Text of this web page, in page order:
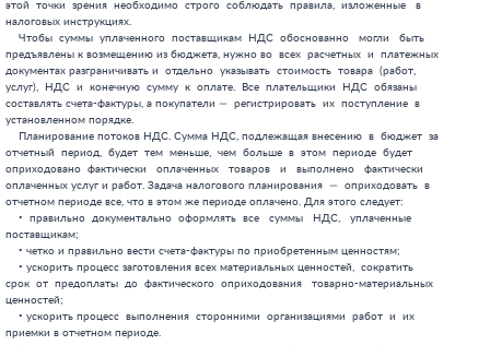
товара  (работ,
услуг),  НДС  и  конечную  сумму  к  оплате.  Все  плательщики  НДС  обязаны
составлять счета-фактуры, а покупатели —  регистрировать  их  поступление  в
установленном порядке.
    Планирование потоков НДС. Сумма НДС, подлежащая внесению  в  бюджет  за
отчетный  период,  будет  тем  меньше,  чем  больше  в  этом  периоде  будет
оприходовано  фактически   оплаченных   товаров   и   выполнено   фактически
оплаченных услуг и работ. Задача налогового планирования  —  оприходовать  в
отчетном периоде все, что в этом же периоде оплачено. Для этого следует:
    •  правильно  документально  оформлять  все   суммы   НДС,   уплаченные
поставщикам;
    • четко и правильно вести счета-фактуры по приобретенным ценностям;
    • ускорить процесс заготовления всех материальных ценностей,  сократить
срок  от  предоплаты  до  фактического  оприходования   товарно-материальных
ценностей;
    • ускорить процесс  выполнения  сторонними  организациями  работ  и  их
приемки в отчетном периоде.
    Планирование налога на имущество предприятий. В состав налогооблагаемой
базы включаются  имущество  и  производственные  затраты,  не  отнесенные  в
отчетном периоде на  затраты  по  реализации  и  представляющие  собой  либо
остатки незавершенного производства, либо расходы  будущих  периодов.  Кроме
того, к облагаемой  базе  необходимо  добавить  получаемую  расчетным  путем
балансовую оценку имущества, переданного в совместную деятельность.
    Основная  цель  при  оптимизации  налога  на  имущество  предприятий  —
недопущение образования большой налогооблагаемой базы.  Это  достигается  за
счет:
    • сокращения излишних объемов материальных запасов;
    • ускорения процессов реализации продукции;
    • сокращения технологического цикла производства;
    • уменьшения объемов незавершенного производства.
    При  налоговом  планировании  применительно  к  данному  налогу   нужно
учитывать результаты переоценки  основных  фондов,  ежегодно  проводимой  по
решению правительства.
    Запланировать снижение платежей по налогу на имущество можно и заранее,
при купле-продаже имущества.  Для  этого  приобретение  оформляют  на  сумму
меньшую, чем полная стоимость имущества, а разницу оформляют как оплату  тех
или иных услуг.
    Планирование подоходного налога. Решение вопросов  минимизации  данного
налога  автоматически  связано  с   уменьшением   выплат   во   внебюджетные
социальные фонды.
    В налоговом планировании выделяют следующие аспекты:
    а) замена прямых денежных выплат персоналу;
    б) замена индивидуальных выплат на коллективные;
    в) использование всех существующих льгот;
    г) использование нетрадиционных методов оплаты труда.
    Замена прямых денежных выплат  персоналу.  Уменьшение  налогооблагаемой
базы  по  подоходному  налогу  достигается  путем  замены  денежных   выплат
расходами, включаемыми в производственную  себестоимость  в  соответствии  с
«Положением о составе затрат...». Например, при правильном  оформлении  всех
документов предприятие может  обеспечить  своих  экономистов  и  бухгалтеров
дорогостоящими периодическими изданиями,  проведя  эти  затраты  под  статью
«Нормативно-справочная литература».
    Замена индивидуальных выплат на  коллективные.  Индивидуальные  выплаты
однозначно требуют начисления налогов. При замене индивидуальных  выплат  на
расходы  коллективного  характера  сразу  исчезает  объект   налогообложения
подоходным  налогом.  На  обезличенные  выплаты  не  начисляются   также   и
страховые взносы в пенсионный фонд.
    К  коллективным  (групповым)  выплатам,  производимым   как   за   счет
себестоимости,  так  и  за  счет  чистой  прибыли,  относятся:  обезличенная
бесплатная  оплата  питания  для   сотрудников   предприятия;   расходы   на
содержание подведомственного жилья, домов отдыха,  профилакториев;  арендная
плата за помещения для культурно-массовых и спортивных мероприятий;  расходы
на приобретение медикаментов и др.
    Использование налоговых  льгот.  Актуальное  значение  для  большинства
налогоплательщиков  имеют  льготы  по  следующим  суммам,  не  включаемым  в
совокупный доход граждан[6]. Это:
    • материальная помощь в пределах 12-кратного размера ММОТ в год;
    • суммы фактически произведенных и документально подтвержденных целевых
расходов при командировках;
    • суммы, получаемые в течение года от продажи недвижимости  в  пределах
5000-кратного размера ММОТ;
    • суммы, получаемые в течение  года  от  продажи  другого  имущества  в
пределах 1000-кратного размера ММОТ;
    • стоимость подарков (призов), полученных в течение года, в пределах 12-
кратного размера ММОТ;
    •  суммы,   уплаченные   предприятиями   за   путевки   для   детей   в
оздоровительные и санаторно-курортные учреждения;
    • стоимость медицинского обслуживания, осуществляемого по договорам  за
счет средств предприятия в пользу своих работников и членов их семей.
    Совокупный доход  уменьшается  на  суммы,  направленные  гражданами  на
строительство или приобретение дома или квартиры,  или  дачи,  или  садового
домика  на  территории  РФ,   в   пределах   5000-кратного   размера   ММОТ,
учитываемого за трехлетний период, но не более размера совокупного  годового
дохода. Повторно такая льгота не предоставляется.
    Минимизация  платежей  во  внебюджетные  фонды.  С  целью   минимизации
страховых выплат в Пенсионный фонд следует учесть ряд положений;
    • страховые выплаты не начисляются со всех  видов  выплат,  начисленных
работнику не работодателем;
    •   освобождены   от   страховых   взносов   пособия    по    временной
нетрудоспособности;
    • страховые взносы не начисляются на материальную  помощь,  оказываемую
работникам в связи с постигшим их стихийным бедствием,  пожаром,  похищением
имущества, увечьем, а также смертью, включая близких родственников;
    • от взносов освобождена  стоимость  выдаваемой  специальной  одежды  и
обуви;
    • страховые взносы не  начисляются  на  доходы  по  акциям,  дивиденды,
проценты, выплаты по долевым паям;
    • не начисляются взносы  по  договорам  купли-продажи,  мены,  дарения,
аренды, займа, кредита, факторинга, страхования, концессии.
    Нетрадиционные методы оплаты труда. На 100 рублен  выданной  заработной
платы в бюджет надо  отдать  61,49  рубля.  Поэтому  возможно  использование
многоходовых «страховых» схем минимизации подоходного налога.

                                 Заключение

    В данной курсовой работе  затронут  аспект  использования  налогов  при
формировании казны государства. Для экономики важны  содержание  и  конечные
цели действия налогового механизма. Поэтому,  как  бы  ни  называлась  форма
принудительного,  неэквивалентного,  безвозвратного  изъятия   доли   дохода
гражданина  или  предприятия,  она  всегда  будет   выражать   одностороннее
движение  денежной  формы  стоимости  от  ее   создателей   к   государству.
Исторический аспект развития налогообложения  поможет  понять  экономическую
сущность нынешних налогов.  Платить  налоги  обязан  каждый  гражданин,  тем
самым он вносит посильный вклад в обеспечение цивилизованного  образа  жизни
всей нации. Однако в реальной действительности мы имеем дело  с  конкретными
формами, в которых общественно необходимая  категория  «налог»  используется
государственной властью. Согласие на тот или иной налоговый  регламент  дает
нация в целом. Следовательно, степень  развития  демократического  режима  —
вот тот постулат, на котором основаны тяжесть налогового бремени  и  полнота
реализации  фундаментальных   принципов   налогообложения:   справедливость,
равномерность, ясность и экономичность налогов. От  выбора  форм  реализации
этих принципов зависит, во что будет обращен далее налог — во благо  или  во
зло. Этот выбор мы  определяем  сами  —  через  нашу  волю  к  экономической
свободе и наше желание жить в цивилизованном обществе.

                              Список литературы

    1. Налоговый кодекс Российской Федерации: В 2 ч. – М.: Кодекс, 2001.
    2. Налоговый кодекс Российской Федерации в схемах – М.: КОНСЭСКО-Пресс,
       2001.
    3. Грунина Д. К., Ивченов Л. С. Основы деятельности налоговых  органов.
       – М., Финансовая академия при Правительстве РФ, 2000.
    4. Дуканич Л. В. Налоги  и  налообложение  Серия  «Учебники  и  учебные
       пособия». – Ростов на Дону: Феникс, 2000.
    5. Дуканич Л. В.  Налоговое регулирование: принципы и модели.  //  Роль
       государства  в  экономике/  Под  ред.  В.  Н.  Овчинникова,  О.   С.
       Белокрыловой – Ростов: Тодикс Папир, 1997.
    6. Евстигнеева Е. Н. Основы налогообложения и налогового  права:  Учеб.
       пособие. – М.: Инфра-М, 2000.
    7. Каширина М. В., Каширин В. А. Федеральные,  региональные  и  местные
       налоги и сборы, уплачиваемые юридическими лицами: Учеб.  пособие.  –
       М.: БЕК, 2001.
    8. Осетрова Н. И. Налоговое право// Налоговый вестник. – 2001. - № 4,8.
    9. Пансков В. Г.  Налоги  и  налогообложение  в  Российской  Федерации:
       Учебник. – М.: МЦФЭР, 2001.
   10. Пушкарева В. М. Госбюджет. Налоги. – Орехово-Зуево, 2000.
   11. Скворцов О. В. Налоги и налогообложение:  Учеб.  пособие  для  сред.
       проф. учеб. заведений/ О.  В.  Скворцов,  Н.  О.  Скворцова.  –  М.:
       Издательский центр «Академия», 2002.
   12.


                                 Приложения


               Приложение А. Субъекты налоговых правоотношений



                    Приложение Б. Объекты налогообложения



                     Приложение В. Классификация налогов



     Приложение Г. Налоги и сборы, установленные в Российской Федерации


|Федеральные налоги и сборы    |Налоги и сборы         |Местные налоги   |
|                              |субъектов РФ           |                 |
|                              |(региональные)         |                 |
|Налог на прибыль организаций. |Налог  на имущество    |Земельный налог. |
|Налог на доходы от капитала.  |организаций.           |Налог на         |
|Налог на доходы физических    |Налог с продаж.        |иму